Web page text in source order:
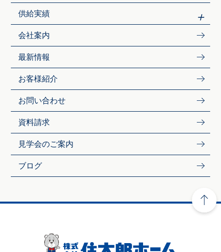
供給実績
会社案内
最新情報
お客様紹介
お問い合わせ
資料請求
見学会のご案内
ブログ